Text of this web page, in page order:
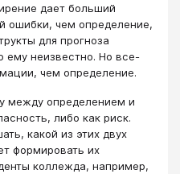
дает больший
ошибки, чем определение,
для прогноза
ему неизвестно. Но все-
чем определение.
между определением и
либо как риск.
какой из этих двух
формировать их
коллежда, например,